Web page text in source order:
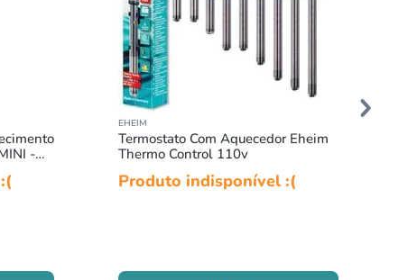
-
EHEIM
Termostato Com Aquecedor Eheim
Thermo Control 110v
Produto indisponível :(